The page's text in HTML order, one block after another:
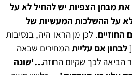
את מבחן הצפיות יש להחיל לא על
על ההשלכות המעשיות של
החוזיים. לכן מן הראוי היה, בנסיבות
לבחון אם עלייתהמחירים שבאה
הביאה לכך שקיום החוזה…'שונה